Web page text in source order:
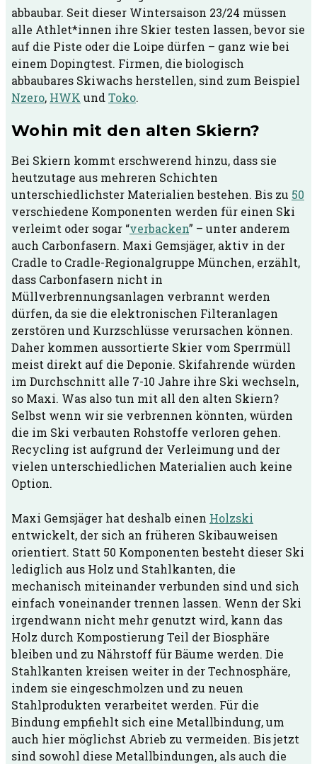
abbaubar. Seit dieser Wintersaison 23/24 müssen
alle Athlet*innen ihre Skier testen lassen, bevor sie
auf die Piste oder die Loipe dürfen – ganz wie bei
einem Dopingtest. Firmen, die biologisch
abbaubares Skiwachs herstellen, sind zum Beispiel
Nzero, HWK undToko.
Wohin mit den alten Skiern?
Bei Skiern kommt erschwerend hinzu, dass sie
heutzutage aus mehreren Schichten
unterschiedlichster Materialien bestehen. Bis zu 50
verschiedene Komponenten werden für einen Ski
verleimt oder sogar “verbacken” – unter anderem
auch Carbonfasern. Maxi Gemsjäger, aktiv in der
Cradle to Cradle-Regionalgruppe München, erzählt,
dass Carbonfasern nicht in
Müllverbrennungsanlagen verbrannt werden
dürfen, da sie die elektronischen Filteranlagen
zerstören und Kurzschlüsse verursachen können.
Daher kommen aussortierte Skier vom Sperrmüll
meist direkt auf die Deponie. Skifahrende würden
im Durchschnitt alle 7-10 Jahre ihre Ski wechseln,
so Maxi. Was also tun mit all den alten Skiern?
Selbst wenn wir sie verbrennen könnten, würden
die im Ski verbauten Rohstoffe verloren gehen.
Recycling ist aufgrund der Verleimung und der
vielen unterschiedlichen Materialien auch keine
Option.
Maxi Gemsjäger hat deshalb einen Holzski
entwickelt, der sich an früheren Skibauweisen
orientiert. Statt 50 Komponenten besteht dieser Ski
lediglich aus Holz und Stahlkanten, die
mechanisch miteinander verbunden sind und sich
einfach voneinander trennen lassen. Wenn der Ski
irgendwann nicht mehr genutzt wird, kann das
Holz durch Kompostierung Teil der Biosphäre
bleiben und zu Nährstoff für Bäume werden. Die
Stahlkanten kreisen weiter in der Technosphäre,
indem sie eingeschmolzen und zu neuen
Stahlprodukten verarbeitet werden. Für die
Bindung empfiehlt sich eine Metallbindung, um
auch hier möglichst Abrieb zu vermeiden. Bis jetzt
sind sowohl diese Metallbindungen, als auch die